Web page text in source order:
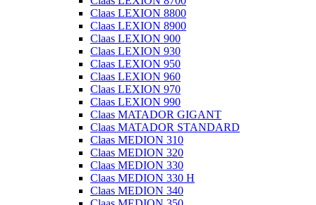
Claas LEXION 8800
Claas LEXION 8900
Claas LEXION 900
Claas LEXION 930
Claas LEXION 950
Claas LEXION 960
Claas LEXION 970
Claas LEXION 990
Claas MATADOR GIGANT
Claas MATADOR STANDARD
Claas MEDION 310
Claas MEDION 320
Claas MEDION 330
Claas MEDION 330 H
Claas MEDION 340